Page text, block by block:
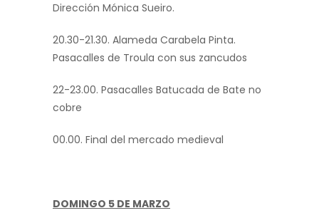
Dirección Mónica Sueiro.
20.30-21.30. Alameda Carabela Pinta.
Pasacalles de Troula con sus zancudos
22-23.00. Pasacalles Batucada de Bate no
cobre
00.00. Final del mercado medieval
DOMINGO 5 DE MARZO